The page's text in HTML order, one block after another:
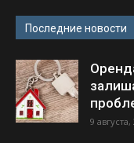
Последние новости
9 августа,